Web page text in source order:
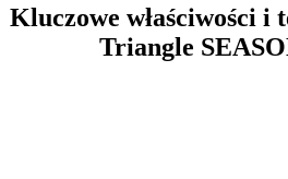
Kluczowe właściwości i
Triangle